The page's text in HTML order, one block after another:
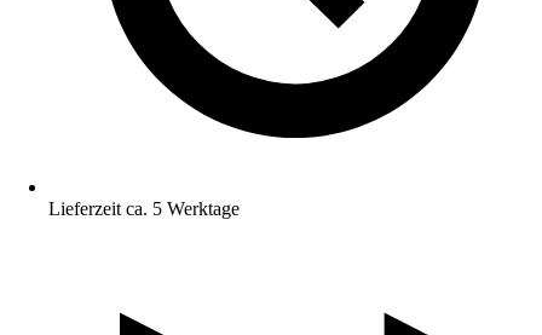
Lieferzeit ca. 5 Werktage